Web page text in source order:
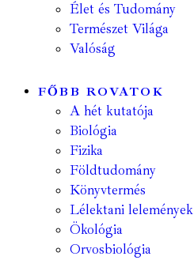
Élet és Tudomány
Természet Világa
Valóság
FŐBB ROVATOK
A hét kutatója
Biológia
Fizika
Földtudomány
Könyvtermés
Lélektani lelemények
Ökológia
Orvosbiológia